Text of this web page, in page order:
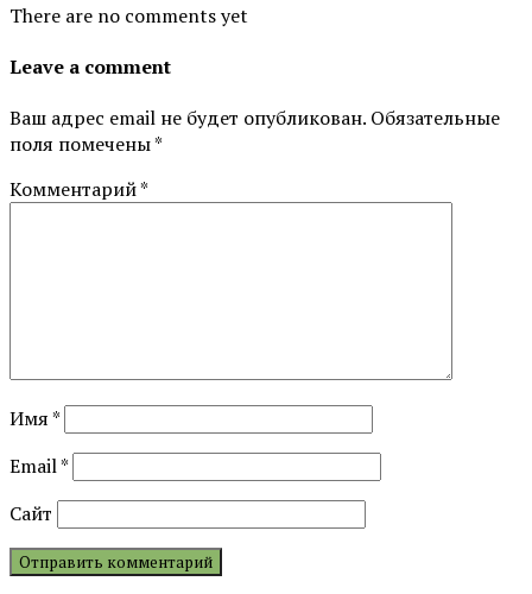
There are no comments yet
Leave a comment
Ваш адрес email не будет опубликован. Обязательные
поля помечены*
Комментарий*
Имя*
Email*
Сайт